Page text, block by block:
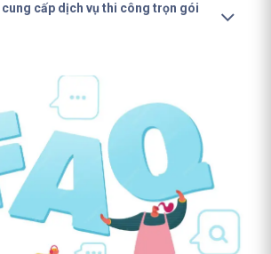
cung cấp dịch vụ thi công trọn gói